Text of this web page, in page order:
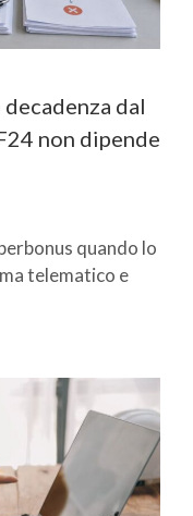
dal
non dipende
quando lo
telematico e